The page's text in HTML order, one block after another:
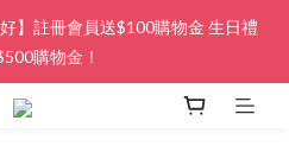
好】註冊會員送$100購物金 生日禮
購物金！